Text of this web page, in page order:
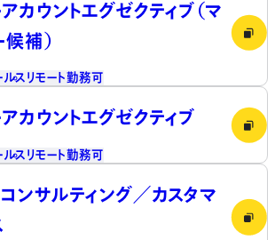
カウントエグゼクティブ（マ
補）
ルス リモート勤務可
カウントエグゼクティブ
ルス リモート勤務可
ンサルティング／カスタマ